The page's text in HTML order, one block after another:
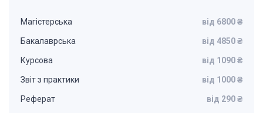
Магістерська від 6800 ₴
Бакалаврська від 4850 ₴
Курсова від 1090 ₴
Звіт з практики від 1000 ₴
Реферат від 290 ₴